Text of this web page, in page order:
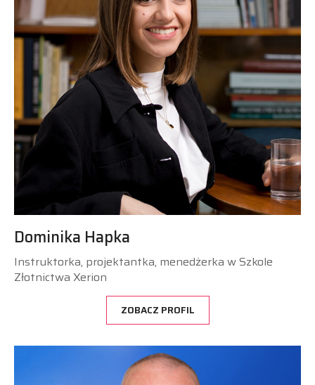
Dominika Hapka
Instruktorka, projektantka, menedżerka w Szkole
Złotnictwa Xerion
ZOBACZ PROFIL